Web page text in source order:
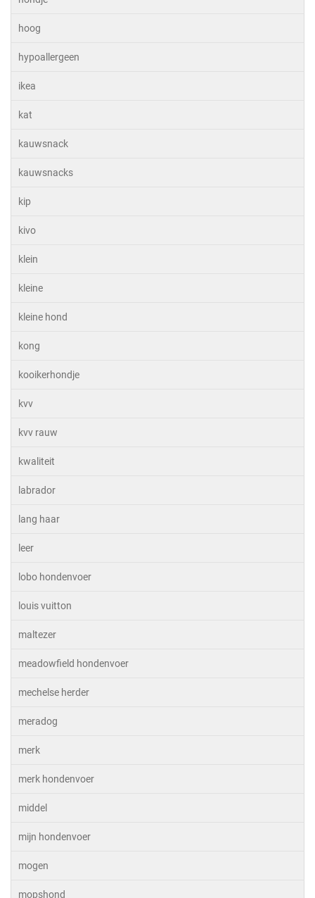
hoog
hypoallergeen
ikea
kat
kauwsnack
kauwsnacks
kip
kivo
klein
kleine
kleine hond
kong
kooikerhondje
kvv
kvv rauw
kwaliteit
labrador
lang haar
leer
lobo hondenvoer
louis vuitton
maltezer
meadowfield hondenvoer
mechelse herder
meradog
merk
merk hondenvoer
middel
mijn hondenvoer
mogen
mopshond